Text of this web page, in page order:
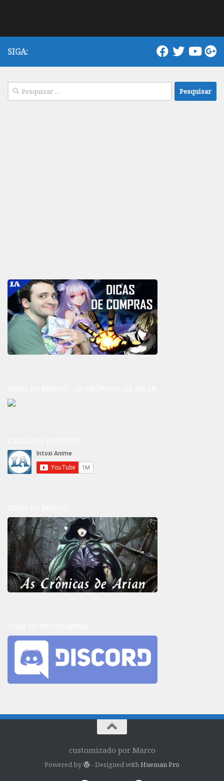
SIGA:
Pesquisar
por:
customizado por Marco
Powered by - Designed withHueman Pro